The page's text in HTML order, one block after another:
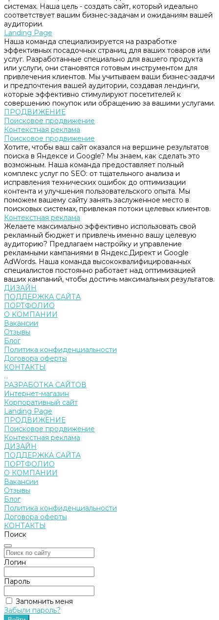
системах. Наша цель - создать сайт, который идеально
соответствует вашим бизнес-задачам и ожиданиям вашей
аудитории.
Landing Page
Наша команда специализируется на разработке
эффективных посадочных страниц для ваших товаров или
услуг. Разработанные специально для вашего продукта
или услуги, они становятся готовым инструментом для
привлечения клиентов. Мы учитываем ваши бизнес-задачи
и предпочтения вашей аудитории, создавая лендинги,
которые эффективно стимулируют посетителей к
совершению покупок или обращению за вашими услугами.
ПРОДВИЖЕНИЕ
Поисковое продвижение
Контекстная реклама
Поисковое продвижение
Хотите, чтобы ваш сайт оказался на вершине результатов
поиска в Яндексе и Google? Мы знаем, как сделать это
возможным. Наша команда предоставляет полный
комплекс услуг по SEO: от тщательного анализа и
исправления технических ошибок до оптимизации
контента и улучшения пользовательского опыта. Мы
поможем вашему сайту занять заслуженное место в
поисковых системах, привлекая потоки целевых клиентов.
Контекстная реклама
Желаете максимально эффективно использовать свой
рекламный бюджет и привлечь именно вашу целевую
аудиторию? Предлагаем настройку и управление
рекламными кампаниями в Яндекс.Директ и Google
AdWords. Наша команда высококвалифицированных
специалистов постоянно работает над оптимизацией
ваших кампаний, чтобы достичь максимальных результатов.
ДИЗАЙН
ПОДДЕРЖКА САЙТА
ПОРТФОЛИО
О КОМПАНИИ
Вакансии
Отзывы
Блог
Политика конфиденциальности
Договора оферты
КОНТАКТЫ
...
РАЗРАБОТКА САЙТОВ
Интернет-магазин
Корпоративный сайт
Landing Page
ПРОДВИЖЕНИЕ
Поисковое продвижение
Контекстная реклама
ДИЗАЙН
ПОДДЕРЖКА САЙТА
ПОРТФОЛИО
О КОМПАНИИ
Вакансии
Отзывы
Блог
Политика конфиденциальности
Договора оферты
КОНТАКТЫ
Поиск
Логин
Пароль
Запомнить меня
Забыли пароль?